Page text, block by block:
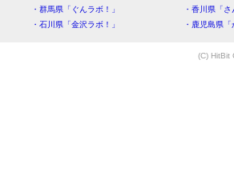
・群馬県「ぐんラボ！」
・香川県「
・石川県「金沢ラボ！」
・鹿児島県
(C) HitBit